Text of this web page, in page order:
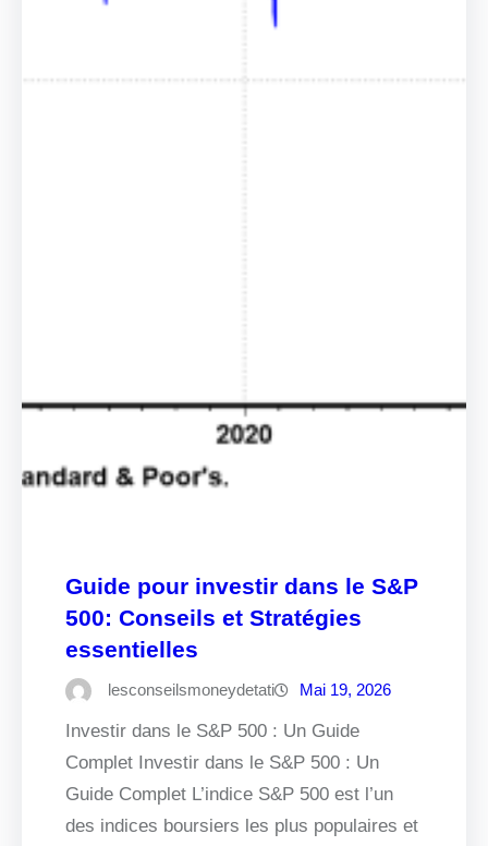
Guide pour investir dans le S&P
500: Conseils et Stratégies
essentielles
lesconseilsmoneydetati Mai 19, 2026
Investir dans le S&P 500 : Un Guide
Complet Investir dans le S&P 500 : Un
Guide Complet L’indice S&P 500 est l’un
des indices boursiers les plus populaires et